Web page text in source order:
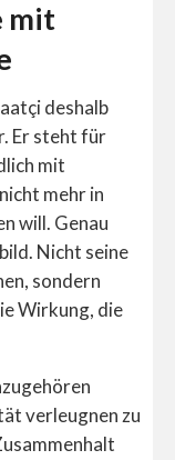
mit
deshalb
Er steht für
mit
mehr in
will. Genau
Nicht seine
sondern
Wirkung, die
verleugnen zu